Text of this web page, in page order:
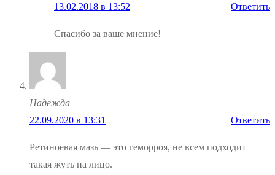
13.02.2018 в 13:52
Ответить
Спасибо за ваше мнение!
Надежда
22.09.2020 в 13:31
Ответить
Ретиноевая мазь — это геморроя, не всем подходит
такая жуть на лицо.